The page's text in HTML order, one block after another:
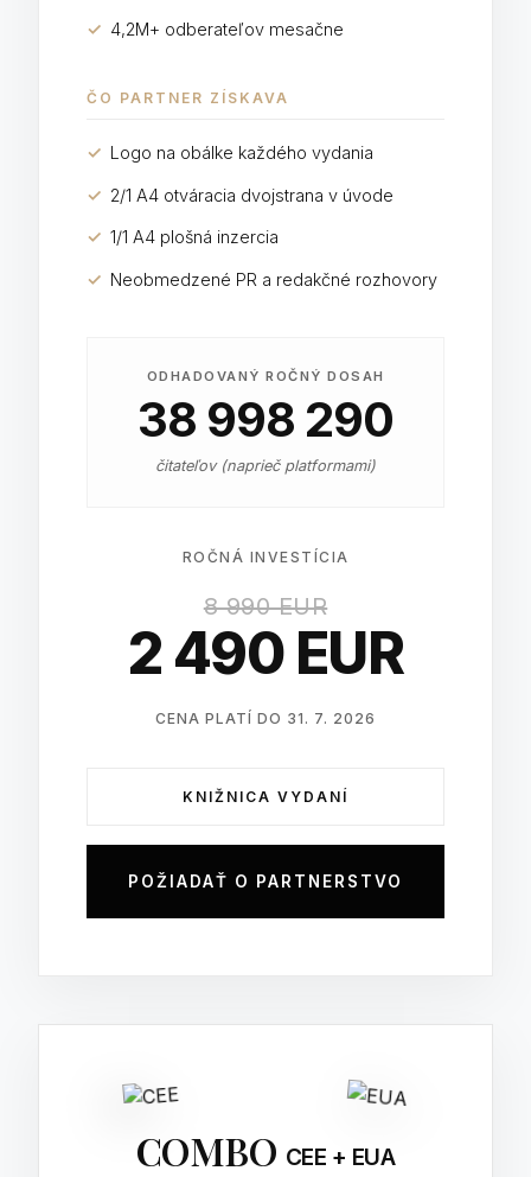
✓ 4,2M+ odberateľov mesačne
ČO PARTNER ZÍSKAVA
✓ Logo na obálke každého vydania
✓ 2/1 A4 otváracia dvojstrana v úvode
✓ 1/1 A4 plošná inzercia
✓ Neobmedzené PR a redakčné rozhovory
ODHADOVANÝ ROČNÝ DOSAH
38 998 290
čitateľov (naprieč platformami)
ROČNÁ INVESTÍCIA
8 990 EUR
2 490 EUR
CENA PLATÍ DO 31. 7. 2026
KNIŽNICA VYDANÍ
POŽIADAŤ O PARTNERSTVO
COMBO CEE + EUA